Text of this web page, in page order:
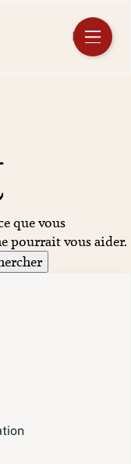
FR
que vous
pourrait vous aider.